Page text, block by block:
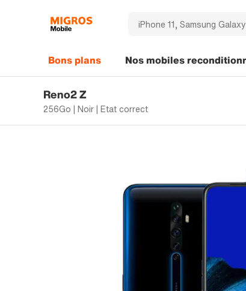
Bons plans Nos mobiles
Reno2 Z
256Go | Noir | Etat correct